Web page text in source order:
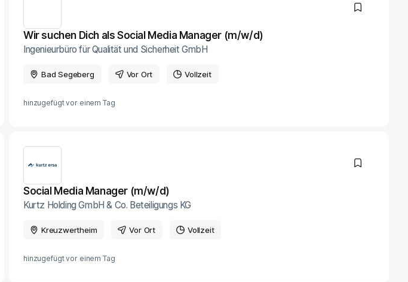
Wir suchen Dich als Social Media Manager (m/w/d)
Ingenieurbüro für Qualität und Sicherheit GmbH
Bad Segeberg Vor Ort Vollzeit
hinzugefügt vor einem Tag
Social Media Manager (m/w/d)
Kurtz Holding GmbH & Co. Beteiligungs KG
Kreuzwertheim Vor Ort Vollzeit
hinzugefügt vor einem Tag